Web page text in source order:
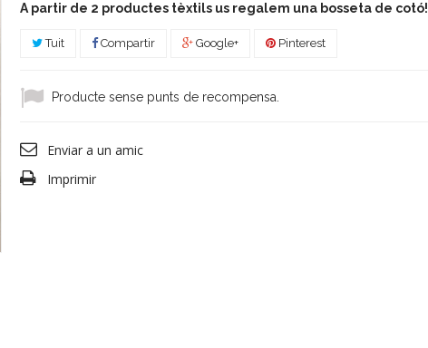
A partir de 2 productes tèxtils us regalem una bosseta de cotó!
Tuit Compartir Google+ Pinterest
Producte sense punts de recompensa.
Enviar a un amic
Imprimir